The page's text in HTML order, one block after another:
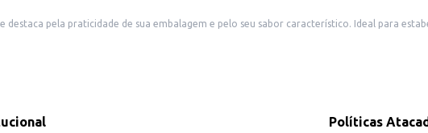
e pelo seu sabor característico. Ideal para estabelecimentos comerciais como bares, restaurantes e
atendendo tanto às necessidades de estabelecimentos comerciais que buscam opções
bom custo-benefício.
Políticas